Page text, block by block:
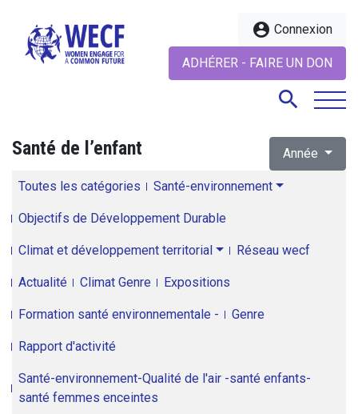
account_circle Connexion
ADHÉRER - FAIRE UN DON
search
Santé de l’enfant Année
Toutes les catégories Santé-environnement
Objectifs de Développement Durable
Climat et développement territorial Réseau wecf
Actualité Climat Genre Expositions
Formation santé environnementale - Genre
Rapport d'activité
Santé-environnement-Qualité de l'air -santé enfants-
santé femmes enceintes